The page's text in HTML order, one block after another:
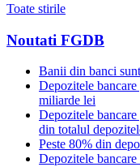
Toate stirile
Noutati FGDB
Banii din banci
Depozitele
miliarde lei
Depozitele
din totalul
Peste 80% din
Depozitele